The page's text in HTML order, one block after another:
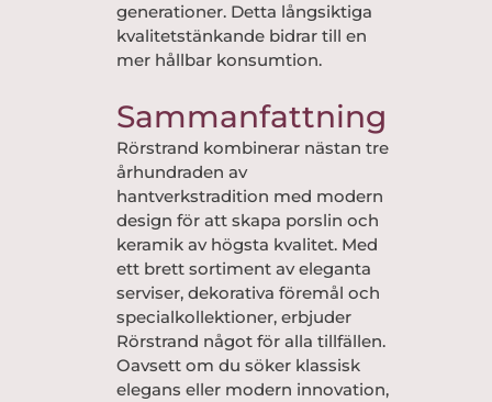
generationer. Detta långsiktiga
kvalitetstänkande bidrar till en
mer hållbar konsumtion.
Sammanfattning
Rörstrand kombinerar nästan tre
århundraden av
hantverkstradition med modern
design för att skapa porslin och
keramik av högsta kvalitet. Med
ett brett sortiment av eleganta
serviser, dekorativa föremål och
specialkollektioner, erbjuder
Rörstrand något för alla tillfällen.
Oavsett om du söker klassisk
elegans eller modern innovation,